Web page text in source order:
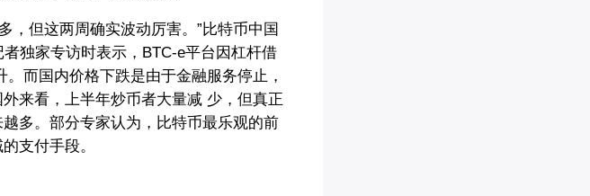
但这两周确实波动厉害。”比特币中国
独家专访时表示，BTC-e平台因杠杆借
而国内价格下跌是由于金融服务停止，
来看，上半年炒币者大量减 少，但真正
多。部分专家认为，比特币最乐观的前
支付手段。